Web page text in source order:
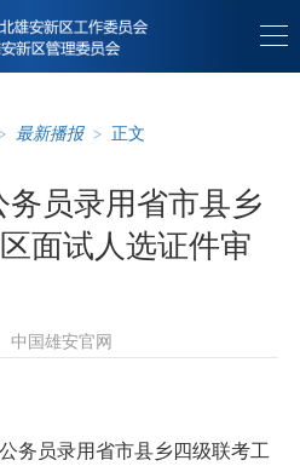
最新播报 > 正文
员录用省市县乡
面试人选证件审
中国雄安官网
员录用省市县乡四级联考工